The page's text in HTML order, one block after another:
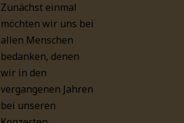
Zunächst einmal
möchten wir uns bei
allen Menschen
bedanken, denen
wir in den
vergangenen Jahren
bei unseren